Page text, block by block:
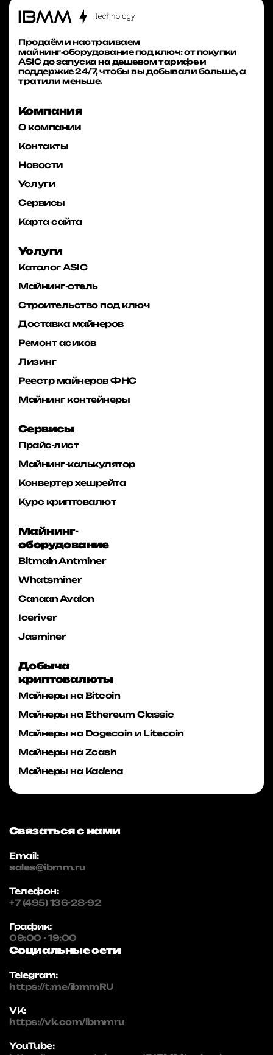
Продаём и настраиваем
майнинг‑оборудование под ключ: от покупки
ASIC до запуска на дешевом тарифе и
поддержке 24/7, чтобы вы добывали больше, а
тратили меньше.
Компания
О компании
Контакты
Новости
Услуги
Сервисы
Карта сайта
Услуги
Каталог ASIC
Майнинг-отель
Строительство под ключ
Доставка майнеров
Ремонт асиков
Лизинг
Реестр майнеров ФНС
Майнинг контейнеры
Сервисы
Прайс-лист
Майнинг-калькулятор
Конвертер хешрейта
Курс криптовалют
Майнинг-
оборудование
Bitmain Antminer
Whatsminer
Canaan Avalon
Iceriver
Jasminer
Добыча
криптовалюты
Майнеры на Bitcoin
Майнеры на Ethereum Classic
Майнеры на Dogecoin и Litecoin
Майнеры на Zcash
Майнеры на Kadena
Связаться с нами
Email:
sales@ibmm.ru
Телефон:
+7 (495) 136-28-92
График:
09:00 - 19:00
Социальные сети
Telegram:
https://t.me/ibmmRU
VK:
https://vk.com/ibmmru
YouTube: